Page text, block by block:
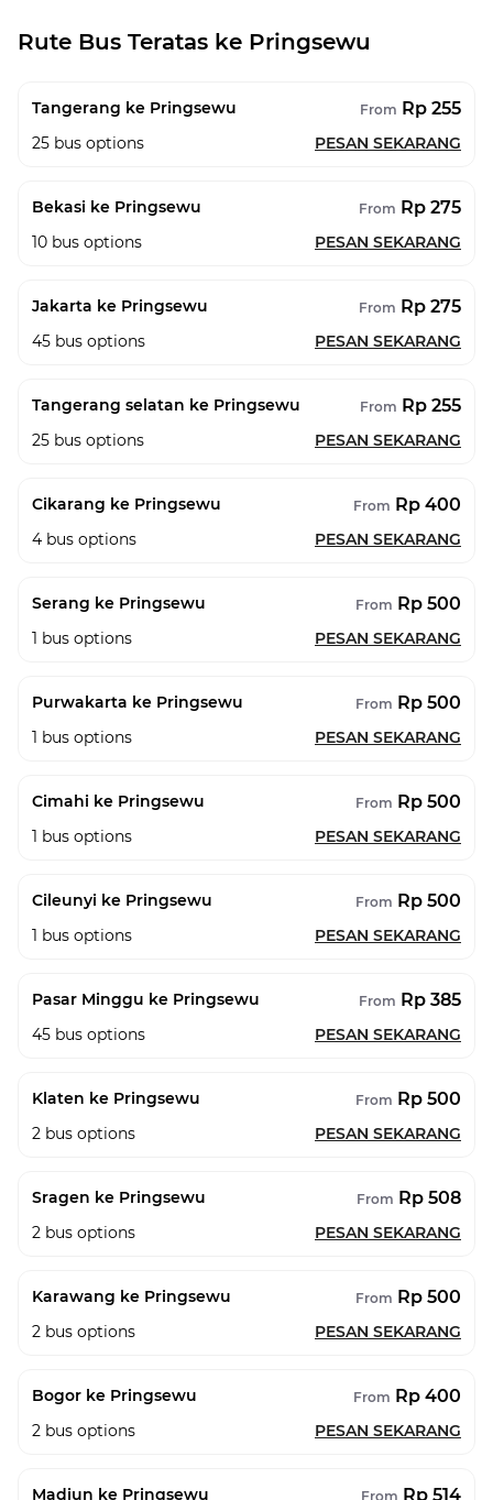
Rute Bus Teratas ke Pringsewu
Tangerang ke Pringsewu From Rp 255
25 bus options PESAN SEKARANG
Bekasi ke Pringsewu From Rp 275
10 bus options PESAN SEKARANG
Jakarta ke Pringsewu From Rp 275
45 bus options PESAN SEKARANG
Tangerang selatan ke Pringsewu From Rp 255
25 bus options PESAN SEKARANG
Cikarang ke Pringsewu From Rp 400
4 bus options PESAN SEKARANG
Serang ke Pringsewu From Rp 500
1 bus options PESAN SEKARANG
Purwakarta ke Pringsewu From Rp 500
1 bus options PESAN SEKARANG
Cimahi ke Pringsewu From Rp 500
1 bus options PESAN SEKARANG
Cileunyi ke Pringsewu From Rp 500
1 bus options PESAN SEKARANG
Pasar Minggu ke Pringsewu From Rp 385
45 bus options PESAN SEKARANG
Klaten ke Pringsewu From Rp 500
2 bus options PESAN SEKARANG
Sragen ke Pringsewu From Rp 508
2 bus options PESAN SEKARANG
Karawang ke Pringsewu From Rp 500
2 bus options PESAN SEKARANG
Bogor ke Pringsewu From Rp 400
2 bus options PESAN SEKARANG
Madiun ke Pringsewu From Rp 514